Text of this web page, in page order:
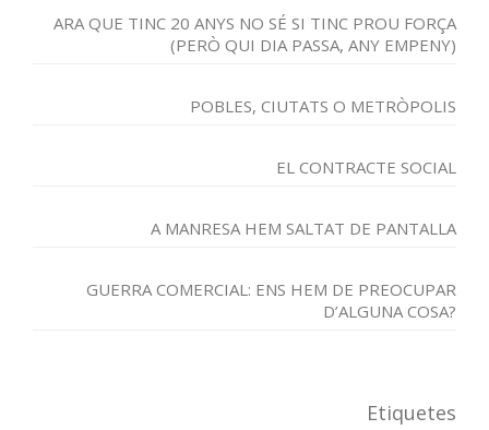
ARA QUE TINC 20 ANYS NO SÉ SI TINC PROU FORÇA
(PERÒ QUI DIA PASSA, ANY EMPENY)
POBLES, CIUTATS O METRÒPOLIS
EL CONTRACTE SOCIAL
A MANRESA HEM SALTAT DE PANTALLA
GUERRA COMERCIAL: ENS HEM DE PREOCUPAR
D’ALGUNA COSA?
Etiquetes